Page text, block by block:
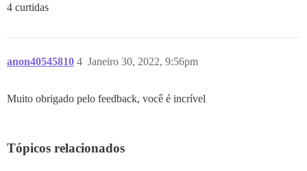
4 curtidas
anon40545810 Janeiro 30, 2022, 9:56pm
4
Muito obrigado pelo feedback, você é incrível
Tópicos relacionados